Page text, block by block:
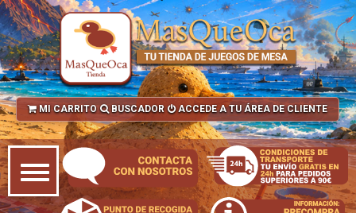
MI CARRITO BUSCADOR ACCEDE A TU ÁREA DE CLIENTE